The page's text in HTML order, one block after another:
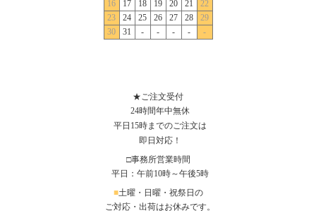
★ご注文受付
24時間年中無休
平日15時までのご注文は
即日対応！
□事務所営業時間
平日：午前10時～午後5時
■土曜・日曜・祝祭日の
ご対応・出荷はお休みです。